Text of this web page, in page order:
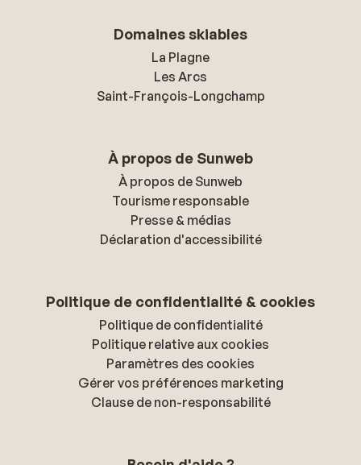
Domaines skiables
La Plagne
Les Arcs
Saint-François-Longchamp
À propos de Sunweb
À propos de Sunweb
Tourisme responsable
Presse & médias
Déclaration d'accessibilité
Politique de confidentialité & cookies
Politique de confidentialité
Politique relative aux cookies
Paramètres des cookies
Gérer vos préférences marketing
Clause de non-responsabilité